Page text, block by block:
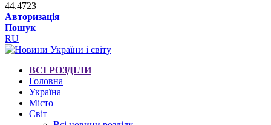
44.4723
Авторизація
Пошук
RU
ВСІ РОЗДІЛИ
Головна
Україна
Місто
Світ